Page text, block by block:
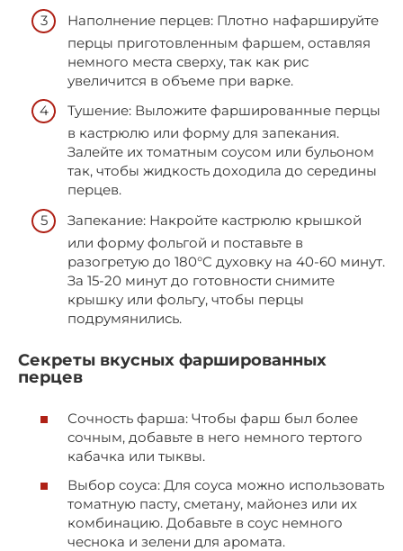
Наполнение перцев: Плотно нафаршируйте
перцы приготовленным фаршем, оставляя
немного места сверху, так как рис
увеличится в объеме при варке.
Тушение: Выложите фаршированные перцы
в кастрюлю или форму для запекания.
Залейте их томатным соусом или бульоном
так, чтобы жидкость доходила до середины
перцев.
Запекание: Накройте кастрюлю крышкой
или форму фольгой и поставьте в
разогретую до 180°C духовку на 40-60 минут.
За 15-20 минут до готовности снимите
крышку или фольгу, чтобы перцы
подрумянились.
Секреты вкусных фаршированных
перцев
Сочность фарша: Чтобы фарш был более
сочным, добавьте в него немного тертого
кабачка или тыквы.
Выбор соуса: Для соуса можно использовать
томатную пасту, сметану, майонез или их
комбинацию. Добавьте в соус немного
чеснока и зелени для аромата.